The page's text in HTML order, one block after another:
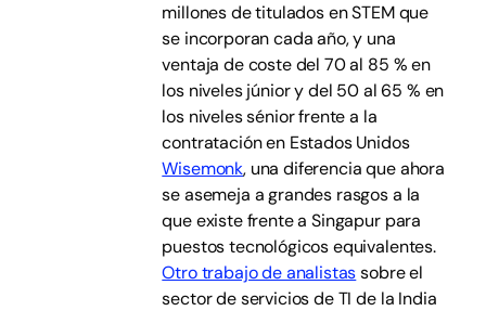
millones de titulados en STEM que
se incorporan cada año, y una
ventaja de coste del 70 al 85 % en
los niveles júnior y del 50 al 65 % en
los niveles sénior frente a la
contratación en Estados Unidos
Wisemonk, una diferencia que ahora
se asemeja a grandes rasgos a la
que existe frente a Singapur para
puestos tecnológicos equivalentes.
Otro trabajo de analistassobre el
sector de servicios de TI de la India